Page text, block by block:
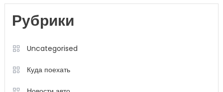
Рубрики
Uncategorised
Куда поехать